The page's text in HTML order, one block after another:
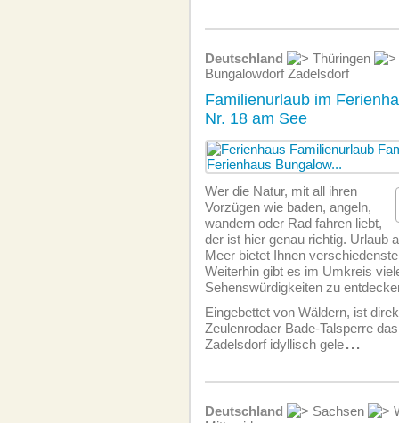
Deutschland Thüringen
Bungalowdorf Zadelsdorf
Familienurlaub im
Nr. 18 am See
Wer die Natur, mit all ihren
Vorzügen wie baden, angeln,
wandern oder Rad fahren liebt,
der ist hier genau richtig. Urlaub
Meer bietet Ihnen
Weiterhin gibt es im Umkreis
Sehenswürdigkeiten zu
Eingebettet von Wäldern, ist
Zeulenrodaer Bade-Talsperre
Zadelsdorf idyllisch gele...
Deutschland Sachsen